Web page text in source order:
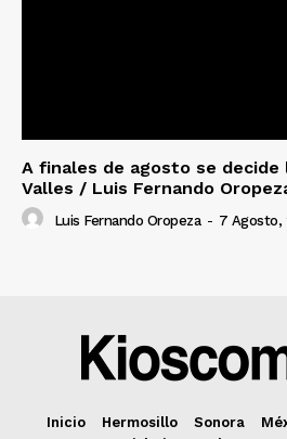
A finales de agosto se decide
Valles / Luis Fernando
Luis Fernando Oropeza - 7 Agosto,
Inicio Hermosillo Sonora